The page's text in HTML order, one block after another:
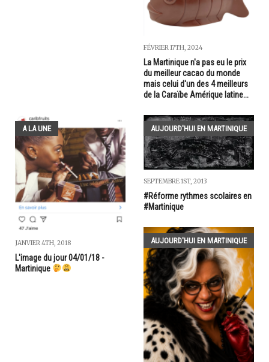
FÉVRIER 17TH, 2024
La Martinique n'a pas eu le prix
du meilleur cacao du monde
mais celui d'un des 4 meilleurs
de la Caraïbe Amérique latine...
A LA UNE
JANVIER 4TH, 2018
L'image du jour 04/01/18 -
Martinique
AUJOURD'HUI EN MARTINIQUE
SEPTEMBRE 1ST, 2013
#Réforme rythmes scolaires en
#Martinique
AUJOURD'HUI EN MARTINIQUE